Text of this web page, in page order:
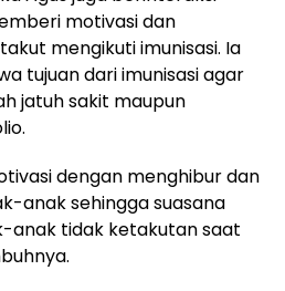
motivasi dan
mengikuti imunisasi. Ia
tujuan dari imunisasi agar
jatuh sakit maupun
dengan menghibur dan
anak sehingga suasana
anak tidak ketakutan saat